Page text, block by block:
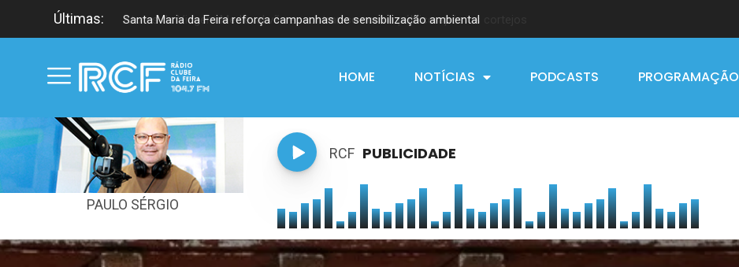
Últimas: Santa Maria da Feira reforça campanhas de sensibilização ambiental
HOME NOTÍCIAS PODCASTS PROGRAMAÇÃO
PAULO SÉRGIO
RCF PUBLICIDADE